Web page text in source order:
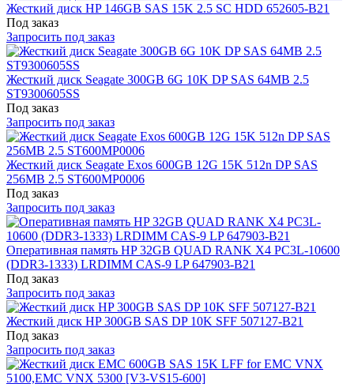
Жесткий диск HP 146GB SAS 15K 2.5 SC HDD 652605-B21
Под заказ
Запросить под заказ
Жесткий диск Seagate 300GB 6G 10K DP SAS 64MB 2.5
ST9300605SS
Под заказ
Запросить под заказ
Жесткий диск Seagate Exos 600GB 12G 15K 512n DP SAS
256MB 2.5 ST600MP0006
Под заказ
Запросить под заказ
Оперативная память HP 32GB QUAD RANK X4 PC3L-10600
(DDR3-1333) LRDIMM CAS-9 LP 647903-B21
Под заказ
Запросить под заказ
Жесткий диск HP 300GB SAS DP 10K SFF 507127-B21
Под заказ
Запросить под заказ